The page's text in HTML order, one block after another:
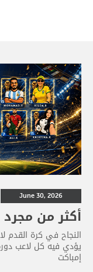
June 30, 2026
أكثر من
النجاح في كرة القدم
يؤدي فيه كل لاعب
إمباكت